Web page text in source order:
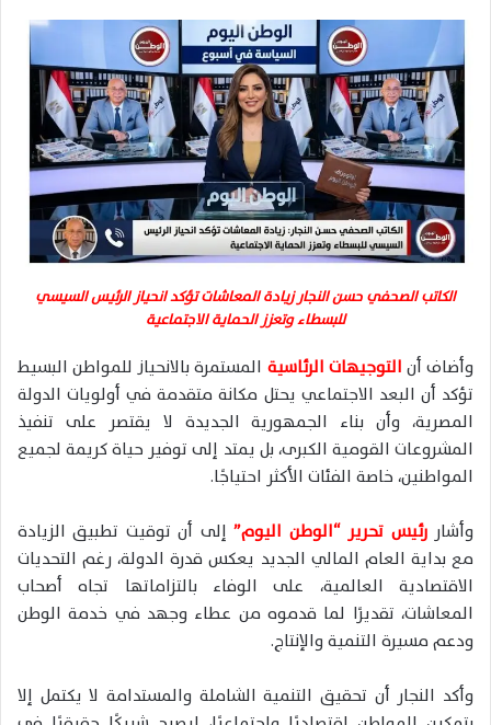
الكاتب الصحفي حسن النجار زيادة المعاشات تؤكد انحياز الرئيس السيسي
للبسطاء وتعزز الحماية الاجتماعية
وأضاف أن التوجيهات الرئاسية المستمرة بالانحياز للمواطن البسيط
تؤكد أن البعد الاجتماعي يحتل مكانة متقدمة في أولويات الدولة
المصرية، وأن بناء الجمهورية الجديدة لا يقتصر على تنفيذ
المشروعات القومية الكبرى، بل يمتد إلى توفير حياة كريمة لجميع
المواطنين، خاصة الفئات الأكثر احتياجًا.
وأشار رئيس تحرير “الوطن اليوم”إلى أن توقيت تطبيق الزيادة
مع بداية العام المالي الجديد يعكس قدرة الدولة، رغم التحديات
الاقتصادية العالمية، على الوفاء بالتزاماتها تجاه أصحاب
المعاشات، تقديرًا لما قدموه من عطاء وجهد في خدمة الوطن
ودعم مسيرة التنمية والإنتاج.
وأكد النجار أن تحقيق التنمية الشاملة والمستدامة لا يكتمل إلا